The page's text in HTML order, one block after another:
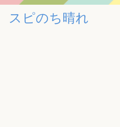
スピのち晴れ